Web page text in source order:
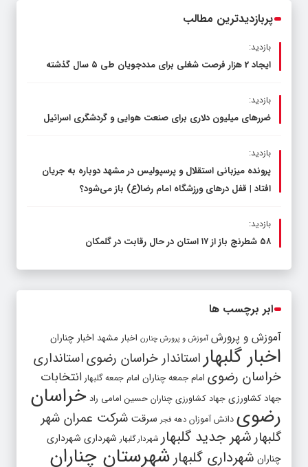
پربازدیدترین مطالب
بازدید:
ایجاد 2 هزار فرصت شغلی برای مددجویان طی ۵ سال گذشته
بازدید:
ضررهای میلیون دلاری برای صنعت هوایی و گردشگری اسرائیل
بازدید:
پرونده میزبانی استقلال و پرسپولیس در مشهد دوباره به جریان
افتاد | قفل در‌های ورزشگاه امام رضا(ع) باز می‌شود؟
بازدید:
۵۸ شطرنج‌ باز از ۱۷ استان در حال رقابت در گلمکان
ابر برچسب ها
آموزش و پرورش آموزش و پرورش چنارن اخبار مشهد اخبار چناران
اخبار گلبهار استاندار خراسان رضویاستانداری
خراسان رضوی امام جمعه چناران امام جمعه گلبهار انتخابات
جهاد کشاورزی جهاد کشاورزی چناران حسین امامی راد خراسان
رضوی دانش آموزان دهه فجر سرقت شرکت عمران شهر
گلبهارشهر جدید گلبهار شهردار گلبهار شهرداری شهرداری
چناران شهرداری گلبهارشهرستان چناران